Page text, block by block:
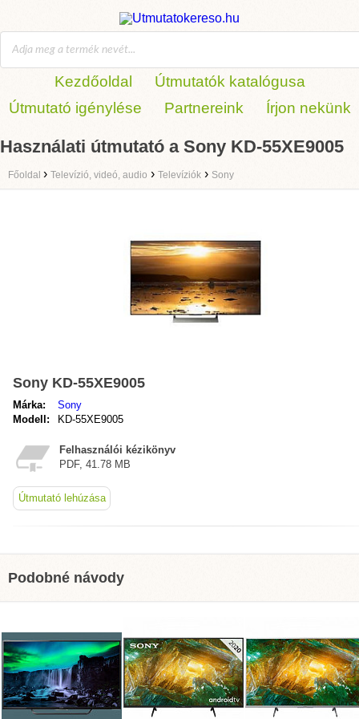
Kezdőoldal
Útmutatók katalógusa
Útmutató igénylése
Partnereink Írjon nekünk
Használati útmutató a Sony KD-55XE9005
Főoldal › Televízió, videó, audio › Televíziók › Sony
Sony KD-55XE9005
Márka:
Sony
Modell:
KD-55XE9005
Felhasználói kézikönyv
PDF, 41.78 MB
Útmutató lehúzása
Podobné návody